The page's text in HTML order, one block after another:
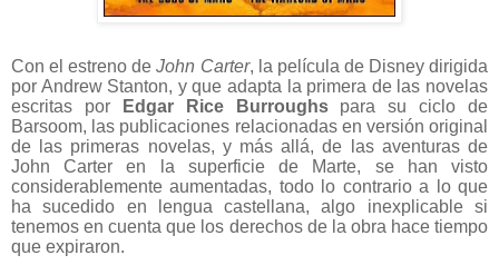
Con el estreno deJohn Carter, la película de Disney dirigida
por Andrew Stanton, y que adapta la primera de las novelas
escritas por
Edgar Rice Burroughspara su ciclo de
Barsoom, las publicaciones relacionadas en versión original
de las primeras novelas, y más allá, de las aventuras de
John Carter en la superficie de Marte, se han visto
considerablemente aumentadas, todo lo contrario a lo que
ha sucedido en lengua castellana, algo inexplicable si
tenemos en cuenta que los derechos de la obra hace tiempo
que expiraron.